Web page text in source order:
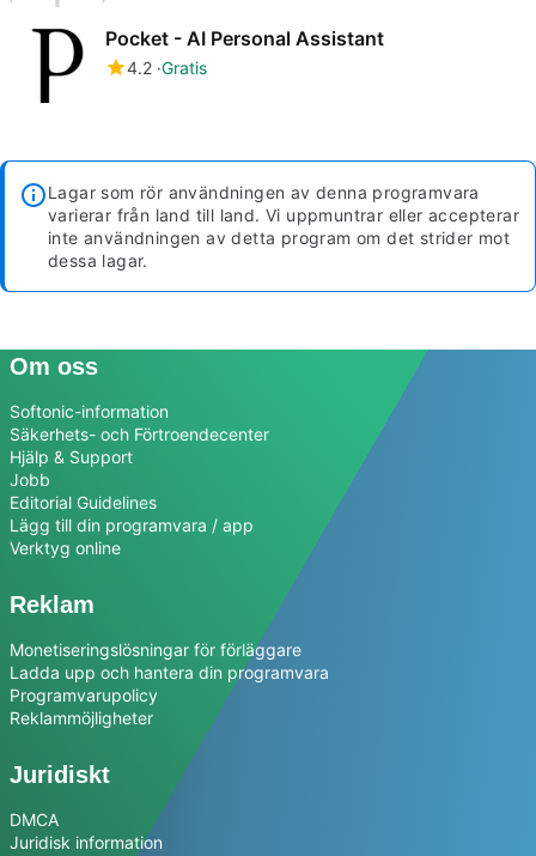
Pocket - AI Personal Assistant
4.2 Gratis
Lagar som rör användningen av denna programvara
varierar från land till land. Vi uppmuntrar eller accepterar
inte användningen av detta program om det strider mot
dessa lagar.
Om oss
Softonic-information
Säkerhets- och Förtroendecenter
Hjälp & Support
Jobb
Editorial Guidelines
Lägg till din programvara / app
Verktyg online
Reklam
Monetiseringslösningar för förläggare
Ladda upp och hantera din programvara
Programvarupolicy
Reklammöjligheter
Juridiskt
DMCA
Juridisk information